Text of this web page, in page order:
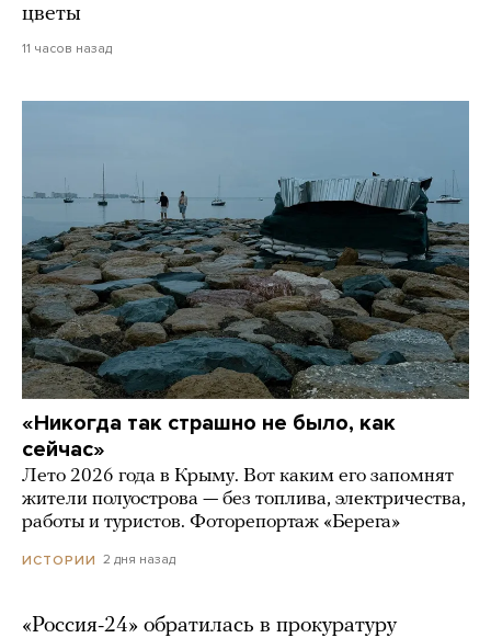
цветы
11 часов назад
«Никогда так страшно не было, как
сейчас»
Лето 2026 года в Крыму. Вот каким его запомнят
жители полуострова — без топлива, электричества,
работы и туристов. Фоторепортаж «Берега»
ИСТОРИИ 2 дня назад
«Россия-24» обратилась в прокуратуру